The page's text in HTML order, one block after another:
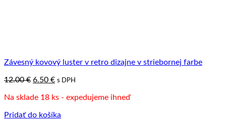
Závesný kovový luster v retro dizajne v striebornej farbe
12.00€ Pôvodná
bola:
6.50 €Aktuálna
je:
s DPH
Na sklade 18 ks - expedujeme ihneď
Pridať do košíka